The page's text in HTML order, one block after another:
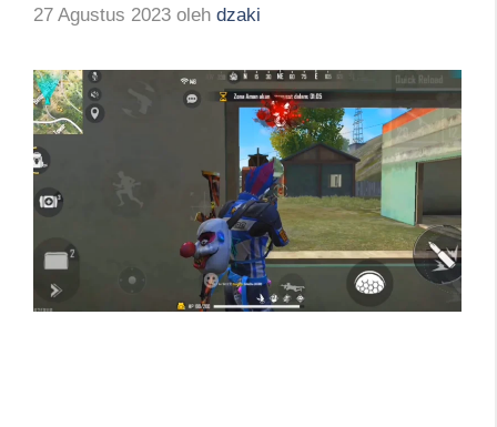
27 Agustus 2023 oleh dzaki